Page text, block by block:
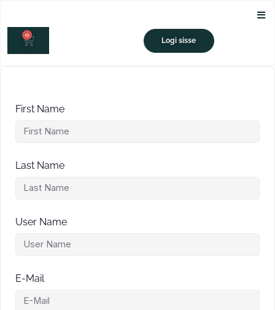
content
0
CART Logi sisse
First Name
Last Name
User Name
E-Mail